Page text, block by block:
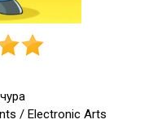
/ Electronic Arts